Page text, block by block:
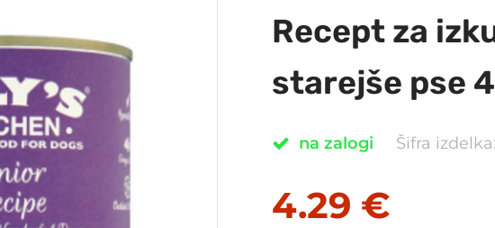
Recept za
starejše pse
na zalogi Šifra
4.29 €